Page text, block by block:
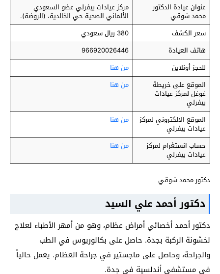
عنوان عيادة الدكتور
محمد شوقي
مركز عيادات بيفرلي عضو السعودي
الألماني الصحية حي الخالدية، (الروضة).
سعر الكشف
380 ريال سعودي
هاتف العيادة
966920026446
للحجز أونلاين
من هنا
الموقع على خريطة
غوغل لمركز عيادات
بيفرلي
من هنا
الموقع الالكتروني لمركز
عيادات بيفرلي
من هنا
حساب انستغرام لمركز
عيادات بيفرلي
من هنا
دكتور محمد شوقي
دكتور أحمد علي السيد
دكتور أحمد أخصائي أمراض عظام، وهو من أمهر الأطباء لعلاج
لخشونة الركبة بجدة. حاصل على بكالوريوس في الطب
والجراحة، وحاصل على ماجستير في جراحة العظام. يعمل حالياً
في مستشفى أندلسية في جدة.